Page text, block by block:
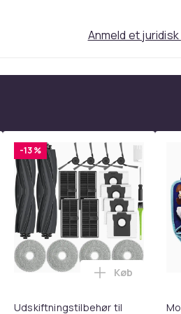
45/35 ℃
Anmeld et
- Mave- og
Beauty Vanity Namira - make
-13 %
Udskiftningstilbehør til
Læg
Køb